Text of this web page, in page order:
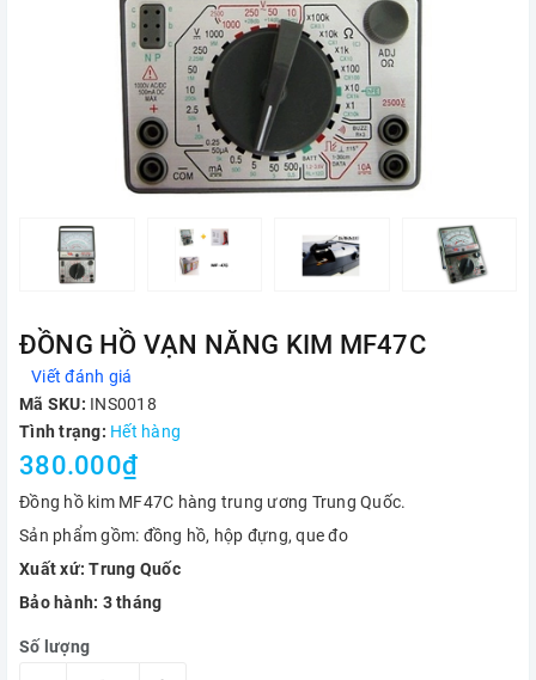
ĐỒNG HỒ VẠN NĂNG KIM MF47C
Viết đánh giá
Mã SKU: INS0018
Tình trạng: Hết hàng
380.000₫
Đồng hồ kim MF47C hàng trung ương Trung Quốc.
Sản phẩm gồm: đồng hồ, hộp đựng, que đo
Xuất xứ: Trung Quốc
Bảo hành: 3 tháng
Số lượng